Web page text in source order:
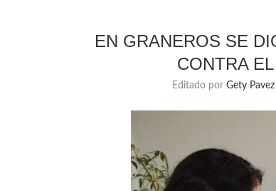
EN GRANEROS SE
CONTRA
Editado por Gety Pavez